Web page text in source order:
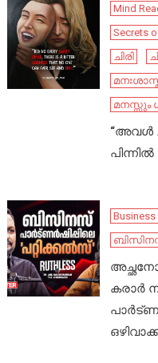
Mind
Secrets
ചിരി
മനസ്സും
“അവൾ
Business
കരാർ